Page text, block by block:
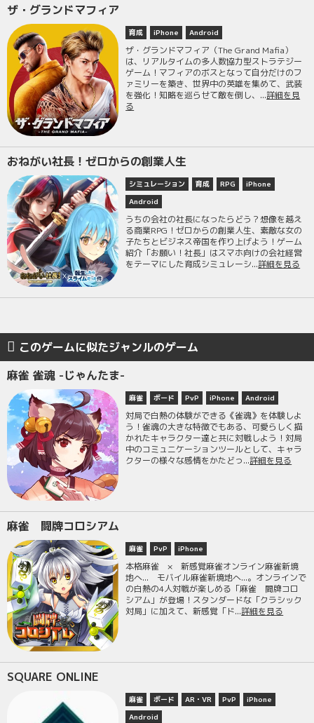
ザ・グランドマフィア
育成 iPhone Android
ザ・グランドマフィア（The Grand Mafia）
は、リアルタイムの多人数協力型ストラテジー
ゲーム！マフィアのボスとなって自分だけのフ
ァミリーを築き、世界中の英雄を集めて、武装
を強化！知略を巡らせて敵を倒し、...詳細を見
る
おねがい社長！ゼロからの創業人生
シミュレーション 育成 RPG
iPhone
Android
うちの会社の社長になったらどう？想像を越え
る商業RPG！ゼロからの創業人生、素敵な女の
子たちとビジネス帝国を作り上げよう！ゲーム
紹介「お願い！社長」はスマホ向けの会社経営
をテーマにした育成シミュレーシ...詳細を見る
このゲームに似たジャンルのゲーム
麻雀 雀魂 -じゃんたま-
麻雀 ボード PvP iPhone Android
対局で白熱の体験ができる《雀魂》を体験しよ
う！雀魂の大きな特徴でもある、可愛らしく描
かれたキャラクター達と共に対戦しよう！対局
中のコミュニケーションツールとして、キャラ
クターの様々な感情をかたどっ...詳細を見る
麻雀 闘牌コロシアム
麻雀 PvP iPhone
本格麻雀 × 新感覚麻雀オンライン麻雀新境
地へ... モバイル麻雀新境地へ...。オンラインで
の白熱の4人対戦が楽しめる「麻雀 闘牌コロ
シアム」が登場！スタンダードな「クラシック
対局」に加えて、新感覚「ド...詳細を見る
SQUARE ONLINE
麻雀 ボード AR・VR PvP
iPhone
Android